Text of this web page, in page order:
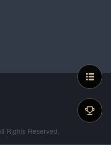
Rights Reserved.